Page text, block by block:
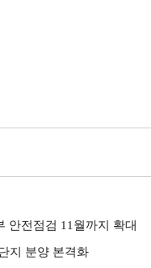
안전점검 11월까지 확대
지 분양 본격화